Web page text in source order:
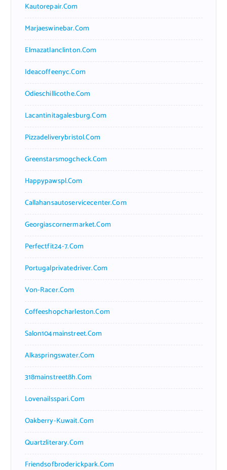
Kautorepair.com
Marjaeswinebar.com
Elmazatlanclinton.com
Ideacoffeenyc.com
Odieschillicothe.com
Lacantinitagalesburg.com
Pizzadeliverybristol.com
Greenstarsmogcheck.com
Happypawspl.com
Callahansautoservicecenter.com
Georgiascornermarket.com
Perfectfit24-7.com
Portugalprivatedriver.com
Von-Racer.com
Coffeeshopcharleston.com
Salon104mainstreet.com
Alkaspringswater.com
318mainstreet8h.com
Lovenailsspari.com
Oakberry-Kuwait.com
Quartzliterary.com
Friendsofbroderickpark.com